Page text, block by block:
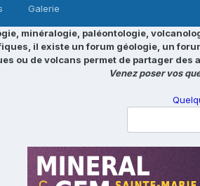
Galerie
minéralogie, paléontologie,
il existe un forum géologie, un
ou de volcans permet de partager
Venez poser vos